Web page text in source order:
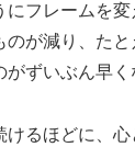
にフレームを
のが減り、た
ずいぶん早く
けるほどに、